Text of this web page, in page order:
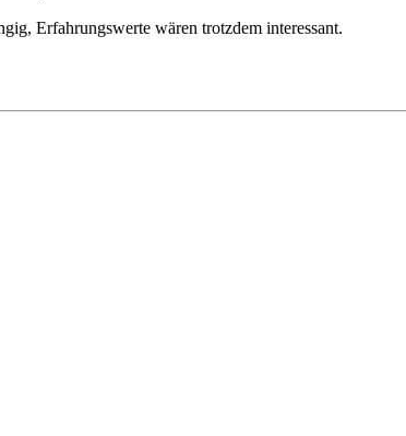
Erfahrungswerte wären trotzdem interessant.